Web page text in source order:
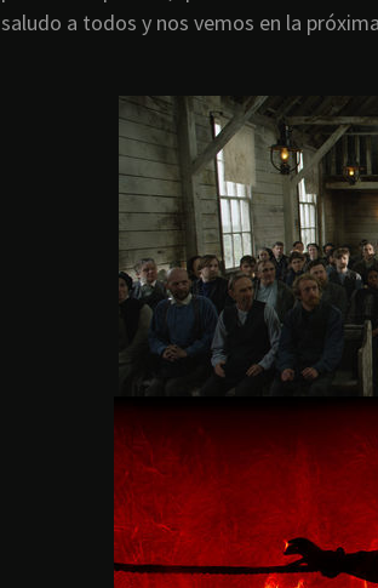
saludo a todos y nos vemos en la